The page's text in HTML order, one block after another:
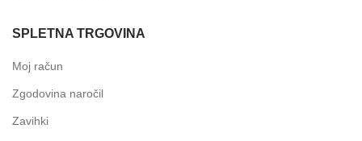
SPLETNA TRGOVINA
Moj račun
Zgodovina naročil
Zavihki